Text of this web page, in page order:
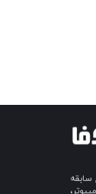
بیشتر از 15 سال سابقه